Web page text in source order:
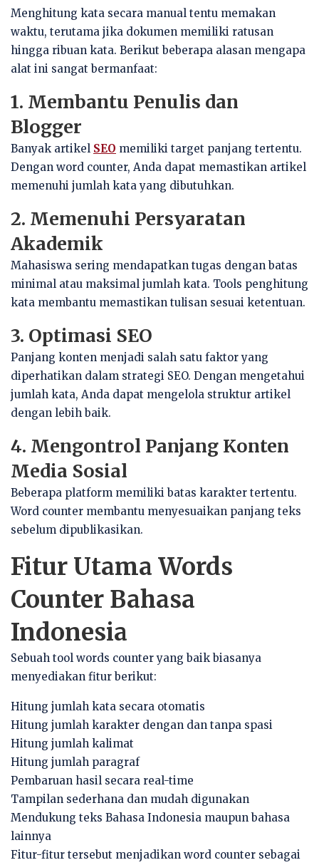
Menghitung kata secara manual tentu memakan
waktu, terutama jika dokumen memiliki ratusan
hingga ribuan kata. Berikut beberapa alasan mengapa
alat ini sangat bermanfaat:
1. Membantu Penulis dan
Blogger
Banyak artikel SEO memiliki target panjang tertentu.
Dengan word counter, Anda dapat memastikan artikel
memenuhi jumlah kata yang dibutuhkan.
2. Memenuhi Persyaratan
Akademik
Mahasiswa sering mendapatkan tugas dengan batas
minimal atau maksimal jumlah kata. Tools penghitung
kata membantu memastikan tulisan sesuai ketentuan.
3. Optimasi SEO
Panjang konten menjadi salah satu faktor yang
diperhatikan dalam strategi SEO. Dengan mengetahui
jumlah kata, Anda dapat mengelola struktur artikel
dengan lebih baik.
4. Mengontrol Panjang Konten
Media Sosial
Beberapa platform memiliki batas karakter tertentu.
Word counter membantu menyesuaikan panjang teks
sebelum dipublikasikan.
Fitur Utama Words
Counter Bahasa
Indonesia
Sebuah tool words counter yang baik biasanya
menyediakan fitur berikut:
Hitung jumlah kata secara otomatis
Hitung jumlah karakter dengan dan tanpa spasi
Hitung jumlah kalimat
Hitung jumlah paragraf
Pembaruan hasil secara real-time
Tampilan sederhana dan mudah digunakan
Mendukung teks Bahasa Indonesia maupun bahasa
lainnya
Fitur-fitur tersebut menjadikan word counter sebagai